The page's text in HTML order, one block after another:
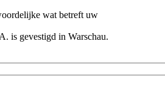
wat betreft uw
is gevestigd in Warschau.